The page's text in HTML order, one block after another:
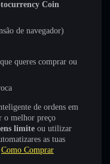
Coin
de navegador)
queres comprar ou
de ordens em
o melhor preço
limite ou utilizar
as tuas
Como Comprar